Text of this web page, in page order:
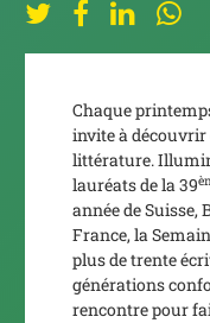
Chaque
invite à découvrir
littérature.
lauréats de la 39
année de Suisse,
France, la
plus de trente
générations
rencontre pour